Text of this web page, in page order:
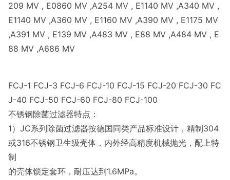
209 MV , E0860 MV ,A254 MV , E1140 MV ,A340 MV ,
E1140 MV ,A360 MV , E1160 MV ,A390 MV , E1175 MV
,A391 MV , E139 MV ,A483 MV , E88 MV ,A484 MV , E
88 MV ,A686 MV
FCJ-1 FCJ-3 FCJ-6 FCJ-10 FCJ-15 FCJ-20 FCJ-30 FC
J-40 FCJ-50 FCJ-60 FCJ-80 FCJ-100
不锈钢除菌过滤器特点：
1）JC系列除菌过滤器按德国同类产品标准设计，精制304
或316不锈钢卫生级壳体，内外经高精度机械抛光，配上特
制
的壳体锁定套环，耐压达到1.6MPa。